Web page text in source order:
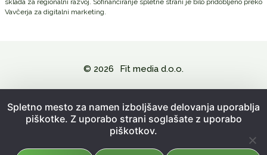
Vavčerja za digitalni marketing.
© 2026 Fit media d.o.o.
Splošni pogoji poslovanja
Spletno mesto za namen izboljšave delovanja uporablja
piškotke. Z uporabo strani soglašate z uporabo
piškotkov.